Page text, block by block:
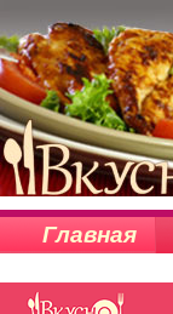
Главная